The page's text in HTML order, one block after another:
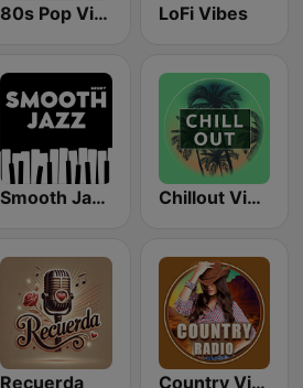
80s Pop Vibes LoFi Vibes
Smooth Jazz - Groov Chillout Vibes
Recuerda Country Vibes